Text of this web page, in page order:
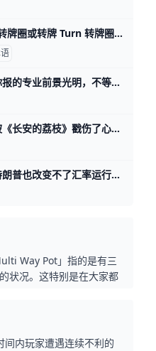
Turn 转牌圈或转牌 Turn 转牌圈或转牌，Turn指的是公共牌发出的第四张牌，即在翻牌圈之后、河牌圈之前的一张牌。 在扑克中，Turn通常翻译为「转牌圈」或「转牌」，指
你报的专业前景光明，不等于你前途光明 那天我写高考结束后，你这辈子的考试才刚刚开始。 有家长读者留言问我说，他孩子是名校，专业也热门，完全符合未来的社会规划发展方向。 两个强项叠加之
被《长安的荔枝》戳伤了心的打工人 那天我讲未来各行业，各工作，有读者留言问了这么一个问题。 他问我，有没有看《长安的荔枝》？ 他感觉被剧中雷佳音演的这个职场倒霉蛋，戳中了肺管子。
特朗普也改变不了汇率运行的底层逻辑 那天我聊一个时代落幕了，有些留学的家长，问了我许多汇率问题。 回答的过程中我发现有些人缺乏常识，那咱们来聊点科普。 首先，什么是货币？ 现代货币的
Way Pot」指的是有三
状况。这特别是在大家都
内玩家遭遇连续不利的